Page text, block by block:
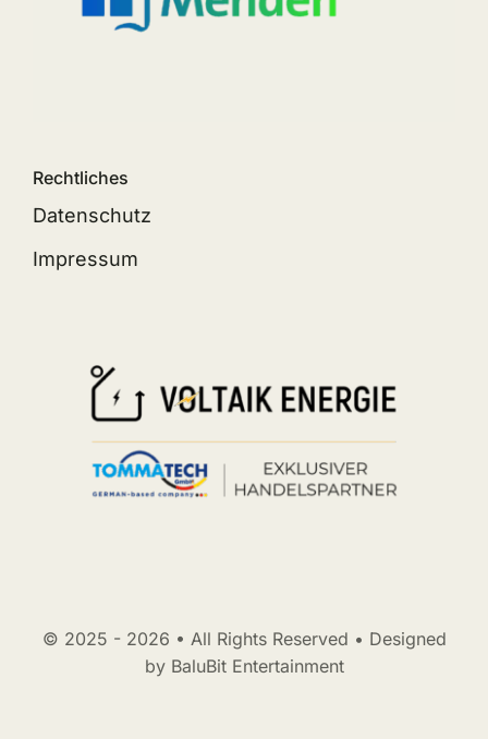
Rechtliches
Datenschutz
Impressum
© 2025 - 2026 • All Rights Reserved • Designed
by BaluBit Entertainment